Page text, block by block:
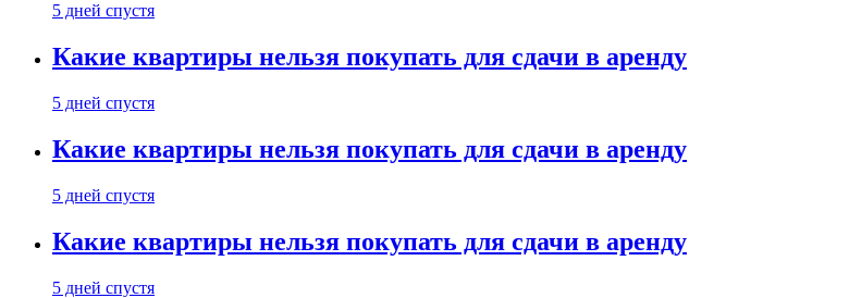
5 дней спустя
Какие квартиры нельзя покупать для сдачи в аренду
5 дней спустя
Какие квартиры нельзя покупать для сдачи в аренду
5 дней спустя
Какие квартиры нельзя покупать для сдачи в аренду
5 дней спустя